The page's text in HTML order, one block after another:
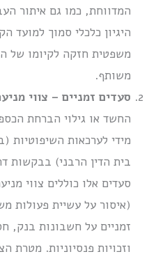
המדווחת, כמו גם איתור
היגיון כלכלי סמוך למועד
משפטית חזקה לקיומו של
משותף.
סעדים זמניים – צווי
החשד או גילוי הברחת
מידי לערכאות השיפוטיות
בית הדין הרבני) בבקשות
סעדים אלו כוללים צווי
(איסור על עשיית פעולות
זמניים על חשבונות בנק,
וזכויות פנסיוניות. מטרת